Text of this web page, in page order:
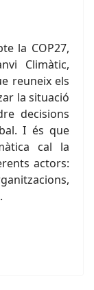
la COP27,
Climàtic,
reuneix els
la situació
decisions
I és que
cal la
actors: